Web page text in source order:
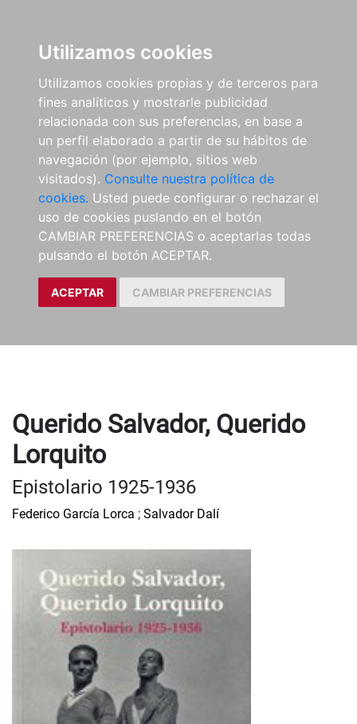
Utilizamos cookies
Utilizamos cookies propias y de terceros para
fines analíticos y mostrarle publicidad
relacionada con sus preferencias, en base a
un perfil elaborado a partir de su hábitos de
navegación (por ejemplo, sitios web
visitados). Consulte nuestra política de
cookies. Usted puede configurar o rechazar el
uso de cookies puslando en el botón
CAMBIAR PREFERENCIAS o aceptarlas todas
pulsando el botón ACEPTAR.
ACEPTAR CAMBIAR PREFERENCIAS
Querido Salvador, Querido
Lorquito
Epistolario 1925-1936
Federico García Lorca ; Salvador Dalí